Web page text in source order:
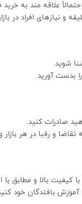
علاقه مند به
و نیازهای افراد در
شوید.
بدست آورید.
صادرات کنید.
و رقبا در هر بازار
بالا و مطابق با
آموزش بافندگان خود